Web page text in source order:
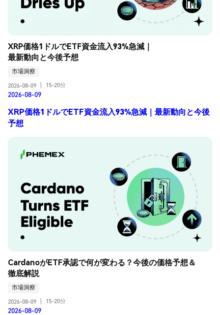
XRP価格1ドルでETF資金流入93%急減｜
最新動向と今後予想
市場洞察
2026-08-09
15-20分
2026-08-09
XRP価格1ドルでETF資金流入93%急減｜最新動向と今後
予想
CardanoがETF承認で何が変わる？今後の価格予想＆
徹底解説
市場洞察
2026-08-09
15-20分
2026-08-09